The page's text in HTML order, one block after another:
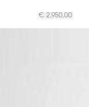
€ 2.950,00